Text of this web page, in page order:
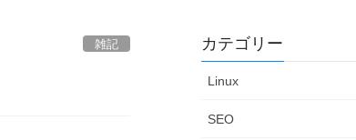
雑記 カテゴリー
Linux
SEO